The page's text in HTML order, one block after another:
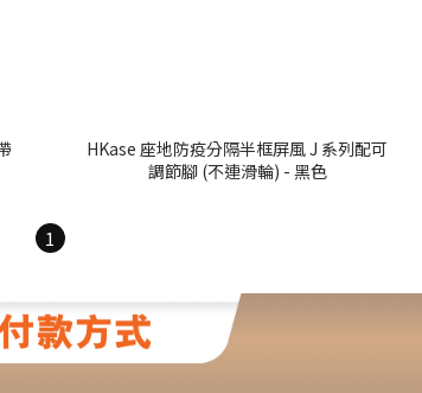
HKase 座地防疫分隔半框屏風 J 系列配可
調節腳 (不連滑輪) - 黑色
1